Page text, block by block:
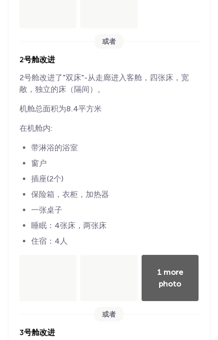
或者
2号舱改进
2号舱改进了"双床"-从走廊进入客舱，四张床，宽
敞，独立的床（隔间）。
机舱总面积为8.4平方米
在机舱内:
带淋浴的浴室
窗户
插座(2个)
保险箱，衣柜，加热器
一张桌子
睡眠：4张床，两张床
住宿：4人
1 more
photo
或者
3号舱改进